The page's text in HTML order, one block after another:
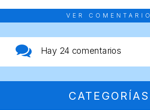
VER COMENTARIO
Hay 24 comentarios
CATEGORÍAS